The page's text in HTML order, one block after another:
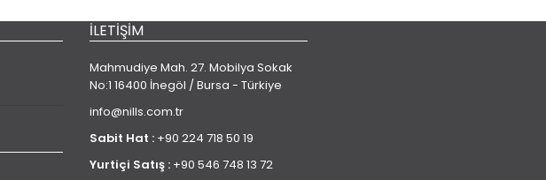
İLETIŞIM
Mahmudiye Mah. 27. Mobilya Sokak
No:1 16400 İnegöl / Bursa - Türkiye
info@nills.com.tr
Sabit Hat : +90 224 718 50 19
Yurtiçi Satış : +90 546 748 13 72